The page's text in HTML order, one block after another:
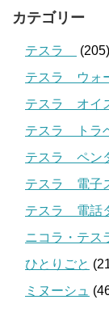
カテゴリー
テスラ
(205)
テスラ ウォ
テスラ オイ
テスラ トラ
テスラ ペン
テスラ 電子
テスラ 電話
ニコラ・テス
ひとりごと
ミヌーシュ